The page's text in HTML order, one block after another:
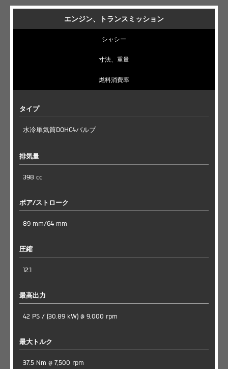
エンジン、トランスミッション
シャシー
寸法、重量
燃料消費率
タイプ
水冷単気筒DOHC4バルブ
排気量
398 cc
ボア/ストローク
89 mm/64 mm
圧縮
12:1
最高出力
42 PS / (30.89 kW) @ 9,000 rpm
最大トルク
37.5 Nm @ 7,500 rpm